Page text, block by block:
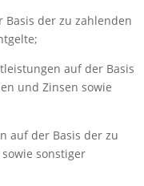
der zu zahlenden
auf der Basis
und Zinsen sowie
auf der Basis der zu
sonstiger